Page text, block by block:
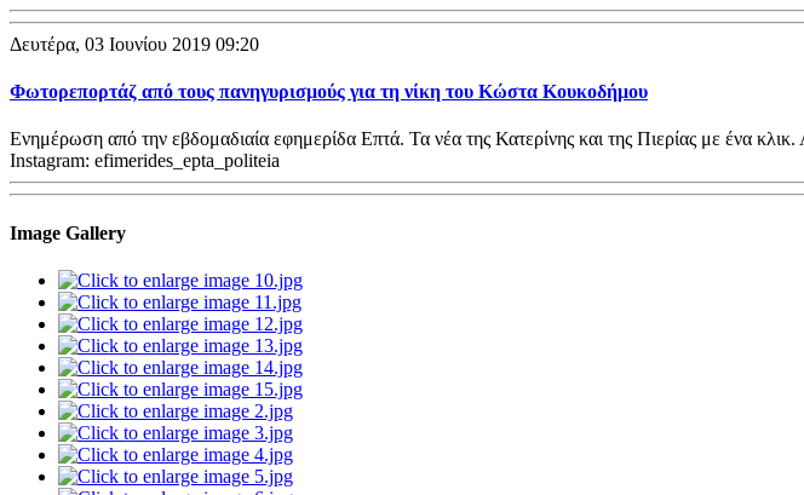
Δευτέρα, 03 Ιουνίου 2019 09:20
Φωτορεπορτάζ από τους πανηγυρισμούς για τη νίκη του Κώστα Κουκοδήμου
Ενημέρωση από την εβδομαδιαία εφημερίδα Επτά. Τα νέα της Κατερίνης και της Πιερίας με ένα
Instagram: efimerides_epta_politeia
Image Gallery